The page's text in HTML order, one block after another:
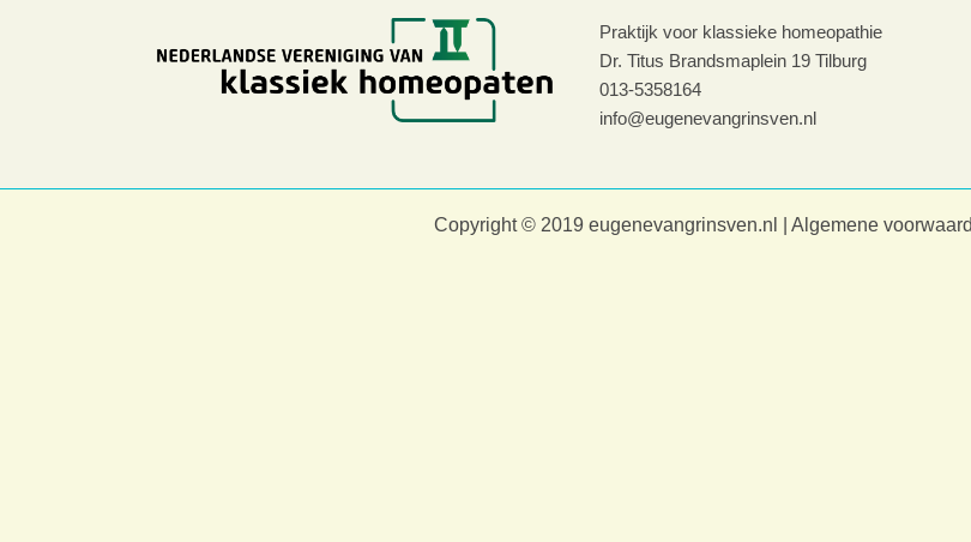
Praktijk voor klassieke homeopathie
Dr. Titus Brandsmaplein 19 Tilburg
013-5358164
info@eugenevangrinsven.nl
Copyright © 2019 eugenevangrinsven.nl | Algemene